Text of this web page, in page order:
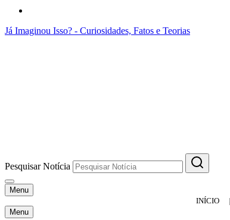
Já Imaginou Isso? - Curiosidades, Fatos e Teorias
Pesquisar Notícia
Menu
INÍCIO
Menu